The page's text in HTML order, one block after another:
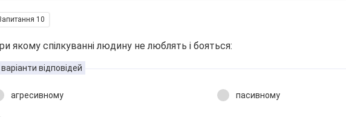
10
якому спілкуванні людину не люблять і бояться:
варіанти відповідей
агресивному пасивному